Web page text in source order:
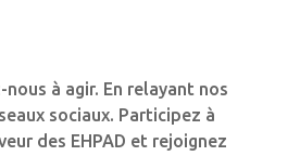
nous à agir. En relayant nos
sociaux. Participez à
des EHPAD et rejoignez